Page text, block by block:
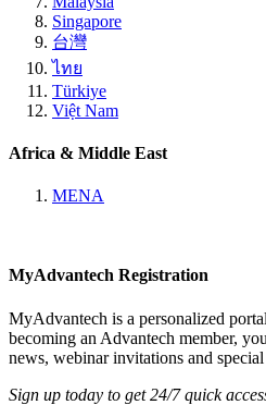
Singapore
台灣
ไทย
Türkiye
Việt Nam
Africa & Middle East
MENA
MyAdvantech Registration
MyAdvantech is a personalized
becoming an Advantech member,
news, webinar invitations and
Sign up today to get 24/7 quick